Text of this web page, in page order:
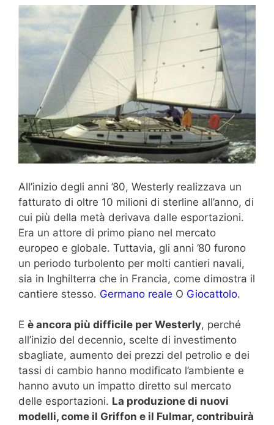
All’inizio degli anni ’80, Westerly realizzava un
fatturato di oltre 10 milioni di sterline all’anno, di
cui più della metà derivava dalle esportazioni.
Era un attore di primo piano nel mercato
europeo e globale. Tuttavia, gli anni ’80 furono
un periodo turbolento per molti cantieri navali,
sia in Inghilterra che in Francia, come dimostra il
cantiere stesso. Germano reale O Giocattolo.
E è ancora più difficile per Westerly, perché
all’inizio del decennio, scelte di investimento
sbagliate, aumento dei prezzi del petrolio e dei
tassi di cambio hanno modificato l’ambiente e
hanno avuto un impatto diretto sul mercato
delle esportazioni. La produzione di nuovi
modelli, come il Griffon e il Fulmar, contribuirà